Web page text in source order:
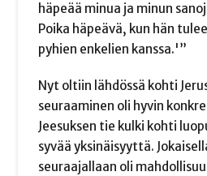
häpeää minua ja minun
Poika häpeävä, kun hän
pyhien enkelien kanssa.'”
Nyt oltiin lähdössä kohti
seuraaminen oli hyvin
Jeesuksen tie kulki kohti
syvää yksinäisyyttä.
seuraajallaan oli